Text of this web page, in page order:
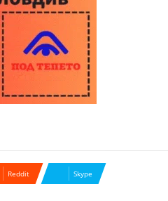
Reddit Skype